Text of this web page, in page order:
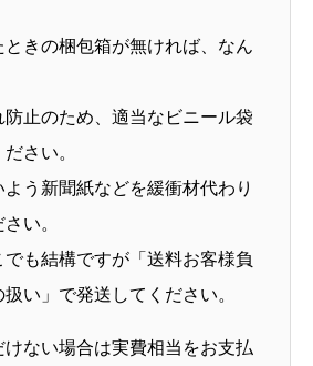
ときの梱包箱が無ければ、なん
防止のため、適当なビニール袋
さい。
よう新聞紙などを緩衝材代わり
い。
でも結構ですが「送料お客様負
い」で発送してください。
ない場合は実費相当をお支払